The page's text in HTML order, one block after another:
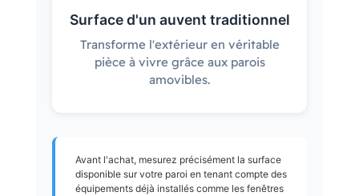
Surface d'un auvent traditionnel
Transforme l'extérieur en véritable
pièce à vivre grâce aux parois
amovibles.
Avant l'achat, mesurez précisément la surface
disponible sur votre paroi en tenant compte des
équipements déjà installés comme les fenêtres